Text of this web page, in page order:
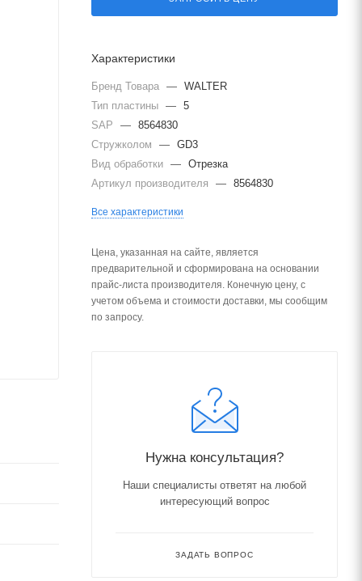
Характеристики
Бренд Товара — WALTER
Тип пластины — 5
SAP
— 8564830
Стружколом
— GD3
Вид обработки — Отрезка
Артикул производителя
— 8564830
Все характеристики
Цена, указанная на сайте, является
предварительной и сформирована на основании
прайс-листа производителя. Конечную цену, с
учетом объема и стоимости доставки, мы сообщим
по запросу.
Нужна консультация?
Наши специалисты ответят на любой
интересующий вопрос
ЗАДАТЬ ВОПРОС